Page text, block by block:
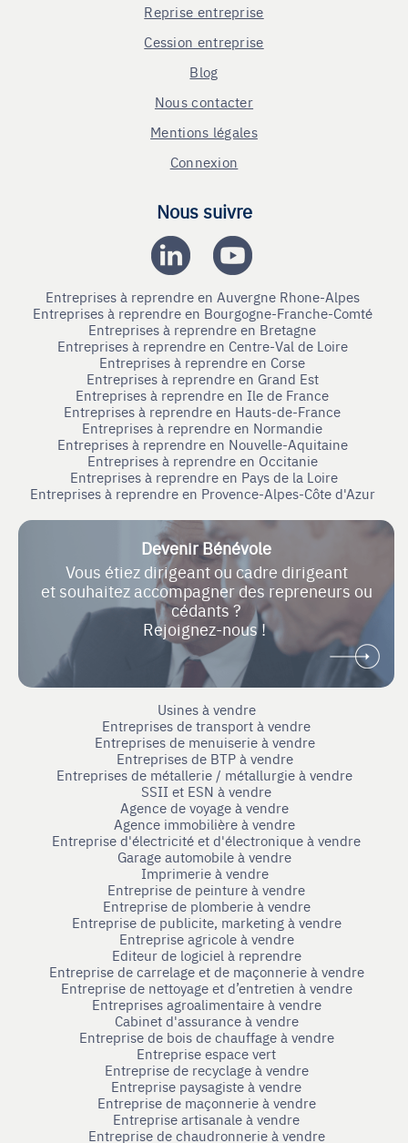
Reprise entreprise
Cession entreprise
Blog
Nous contacter
Mentions légales
Connexion
Nous suivre
Entreprises à reprendre en Auvergne Rhone-Alpes
Entreprises à reprendre en Bourgogne-Franche-Comté
Entreprises à reprendre en Bretagne
Entreprises à reprendre en Centre-Val de Loire
Entreprises à reprendre en Corse
Entreprises à reprendre en Grand Est
Entreprises à reprendre en Ile de France
Entreprises à reprendre en Hauts-de-France
Entreprises à reprendre en Normandie
Entreprises à reprendre en Nouvelle-Aquitaine
Entreprises à reprendre en Occitanie
Entreprises à reprendre en Pays de la Loire
Entreprises à reprendre en Provence-Alpes-Côte d'Azur
Devenir Bénévole
Vous étiez dirigeant ou cadre dirigeant
et souhaitez accompagner des repreneurs ou
cédants ?
Rejoignez-nous !
Usines à vendre
Entreprises de transport à vendre
Entreprises de menuiserie à vendre
Entreprises de BTP à vendre
Entreprises de métallerie / métallurgie à vendre
SSII et ESN à vendre
Agence de voyage à vendre
Agence immobilière à vendre
Entreprise d'électricité et d'électronique à vendre
Garage automobile à vendre
Imprimerie à vendre
Entreprise de peinture à vendre
Entreprise de plomberie à vendre
Entreprise de publicite, marketing à vendre
Entreprise agricole à vendre
Editeur de logiciel à reprendre
Entreprise de carrelage et de maçonnerie à vendre
Entreprise de nettoyage et d’entretien à vendre
Entreprises agroalimentaire à vendre
Cabinet d'assurance à vendre
Entreprise de bois de chauffage à vendre
Entreprise espace vert
Entreprise de recyclage à vendre
Entreprise paysagiste à vendre
Entreprise de maçonnerie à vendre
Entreprise artisanale à vendre
Entreprise de chaudronnerie à vendre